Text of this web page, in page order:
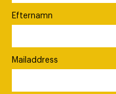
Efternamn
Mailaddress